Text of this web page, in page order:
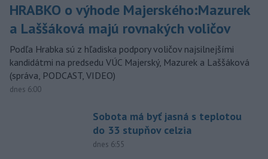
HRABKO o výhode Majerského:Mazurek
a Laššáková majú rovnakých voličov
Podľa Hrabka sú z hľadiska podpory voličov najsilnejšími
kandidátmi na predsedu VÚC Majerský, Mazurek a Laššáková
(správa, PODCAST, VIDEO)
dnes 6:00
Sobota má byť jasná s teplotou
do 33 stupňov celzia
dnes 6:55